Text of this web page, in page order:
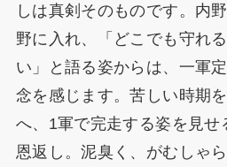
しは真剣そのものです。内
野に入れ、「どこでも守れ
い」と語る姿からは、一軍
念を感じます。苦しい時期
へ、1軍で完走する姿を見せ
恩返し。泥臭く、がむしゃ